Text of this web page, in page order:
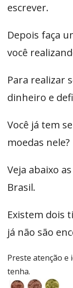
escrever.
Depois faça
você
Para realizar
dinheiro e
Você já tem
moedas nele?
Veja abaixo
Brasil.
Existem dois
já não são
Preste atenção e
tenha.